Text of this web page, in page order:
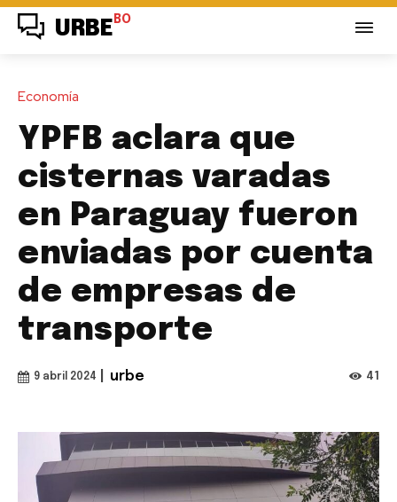
URBE BO
Economía
YPFB aclara que
cisternas varadas
en Paraguay fueron
enviadas por cuenta
de empresas de
transporte
9 abril 2024 urbe 41